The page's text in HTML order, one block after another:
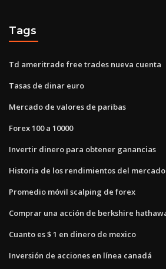
Tags
Td ameritrade free trades nueva cuenta
Tasas de dinar euro
Mercado de valores de paribas
Forex 100 a 10000
Invertir dinero para obtener ganancias
Historia de los rendimientos del
Promedio móvil scalping de forex
Comprar una acción de berkshire
Cuanto es $ 1 en dinero de mexico
Inversión de acciones en línea canadá